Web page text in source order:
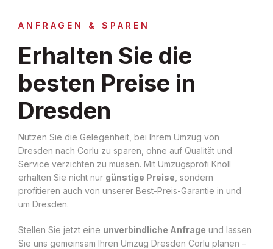
ANFRAGEN & SPAREN
Erhalten Sie die
besten Preise in
Dresden
Nutzen Sie die Gelegenheit, bei Ihrem Umzug von
Dresden nach Corlu zu sparen, ohne auf Qualität und
Service verzichten zu müssen. Mit Umzugsprofi Knoll
erhalten Sie nicht nur günstige Preise , sondern
profitieren auch von unserer Best-Preis-Garantie in und
um Dresden.
Stellen Sie jetzt eine unverbindliche Anfrage und lassen
Sie uns gemeinsam Ihren Umzug Dresden Corlu planen –